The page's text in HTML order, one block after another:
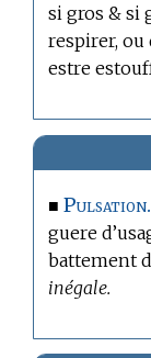
si gros & si
respirer, ou
estre
■Pulsation.
guere
battement
inégale.